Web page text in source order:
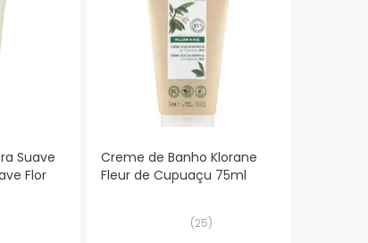
Suave
Flor
Creme de Banho Klorane
Fleur de Cupuaçu 75ml
(25)